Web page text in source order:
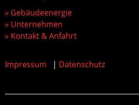
» Gebäudeenergie
» Unternehmen
» Kontakt & Anfahrt
Impressum | Datenschutz